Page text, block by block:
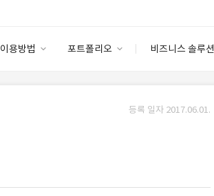
이용방법 포트폴리오 비즈니스 솔루션
안심 코드 케어
등록 일자 2017.06.01.